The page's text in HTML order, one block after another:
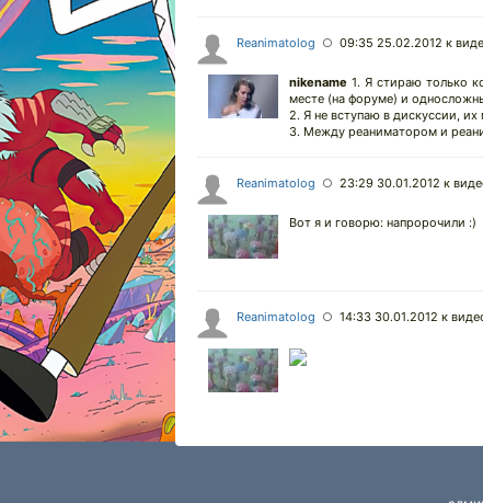
Reanimatolog ○ 09:35 25.02.2012 к
nikename 1. Я стираю только
месте (на форуме) и
2. Я не вступаю в дискуссии, их
3. Между реаниматором и
Reanimatolog ○ 23:29 30.01.2012 к
Вот я и говорю: напророчили :)
Reanimatolog ○ 14:33 30.01.2012 к